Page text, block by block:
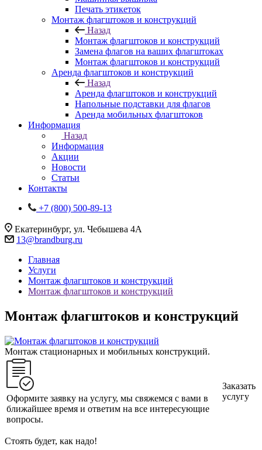
Печать этикеток
Монтаж флагштоков и конструкций
Назад
Монтаж флагштоков и конструкций
Замена флагов на ваших флагштоках
Монтаж флагштоков и конструкций
Аренда флагштоков и конструкций
Назад
Аренда флагштоков и конструкций
Напольные подставки для флагов
Аренда мобильных флагштоков
Информация
Назад
Информация
Акции
Новости
Статьи
Контакты
+7 (800) 500-89-13
Екатеринбург, ул. Чебышева 4А
13@brandburg.ru
Главная
Услуги
Монтаж флагштоков и конструкций
Монтаж флагштоков и конструкций
Монтаж флагштоков и конструкций
Монтаж стационарных и мобильных конструкций.
Оформите заявку на услугу, мы свяжемся с вами в
ближайшее время и ответим на все интересующие
вопросы.
Заказать
услугу
Стоять будет, как надо!